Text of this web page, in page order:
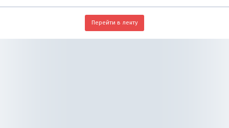
Перейти в ленту